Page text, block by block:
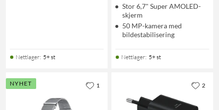
Nettlager: 5+ st
Stor 6,7" Super AMOLED-
skjerm
50 MP-kamera med
bildestabilisering
Nettlager: 5+ st
NYHET 1 2